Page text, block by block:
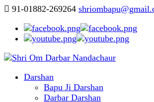
91-01882-269264
Darshan
Bapu Ji Darshan
Darbar Darshan